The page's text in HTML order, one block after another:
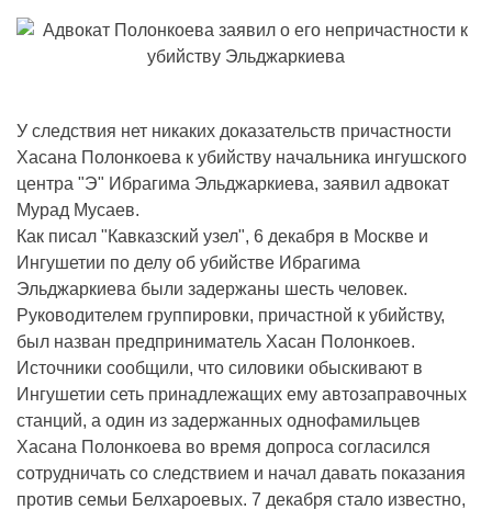
У следствия нет никаких доказательств причастности
Хасана Полонкоева к убийству начальника ингушского
центра "Э" Ибрагима Эльджаркиева, заявил адвокат
Мурад Мусаев.
Как писал "Кавказский узел", 6 декабря в Москве и
Ингушетии по делу об убийстве Ибрагима
Эльджаркиева были задержаны шесть человек.
Руководителем группировки, причастной к убийству,
был назван предприниматель Хасан Полонкоев.
Источники сообщили, что силовики обыскивают в
Ингушетии сеть принадлежащих ему автозаправочных
станций, а один из задержанных однофамильцев
Хасана Полонкоева во время допроса согласился
сотрудничать со следствием и начал давать показания
против семьи Белхароевых. 7 декабря стало известно,